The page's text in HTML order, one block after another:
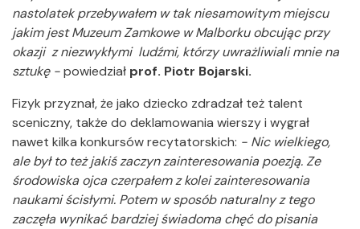
nastolatek przebywałem w tak niesamowitym miejscu
jakim jest Muzeum Zamkowe w Malborku obcując przy
okazji z niezwykłymi ludźmi, którzy uwrażliwiali mnie na
sztukę -powiedział prof. Piotr Bojarski.
Fizyk przyznał, że jako dziecko zdradzał też talent
sceniczny, także do deklamowania wierszy i wygrał
nawet kilka konkursów recytatorskich: - Nic wielkiego,
ale był to też jakiś zaczyn zainteresowania poezją. Ze
środowiska ojca czerpałem z kolei zainteresowania
naukami ścisłymi. Potem w sposób naturalny z tego
zaczęła wynikać bardziej świadoma chęć do pisania